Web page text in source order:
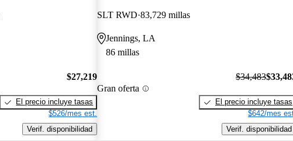
$27,219
El precio incluye tasas
$526/mes est.
Verif. disponibilidad
SLT RWD 83,729 millas
Jennings, LA
86 millas
Gran oferta
$34,483
El precio incluye tasas
$642/mes
Verif. disponibilidad